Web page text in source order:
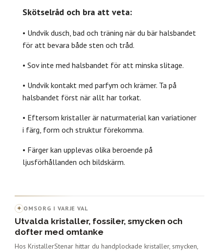
Skötselråd och bra att veta:
• Undvik dusch, bad och träning när du bär halsbandet
för att bevara både sten och tråd.
• Sov inte med halsbandet för att minska slitage.
• Undvik kontakt med parfym och krämer. Ta på
halsbandet först när allt har torkat.
• Eftersom kristaller är naturmaterial kan variationer
i färg, form och struktur förekomma.
• Färger kan upplevas olika beroende på
ljusförhållanden och bildskärm.
✦ OMSORG I VARJE VAL
Utvalda kristaller, fossiler, smycken och
dofter med omtanke
Hos KristallerStenar hittar du handplockade kristaller, smycken,